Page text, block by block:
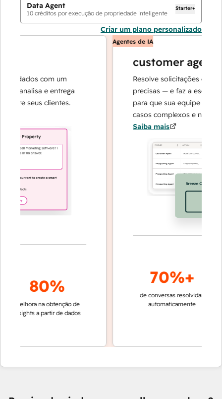
Data Agent
10 créditos por execução de propriedade inteligente
Starter+
Criar um plano personalizado
dados com um
analisa e entrega
seus clientes.
80%
na obtenção de
a partir de dados
Agentes de IA
customer agent
Resolve solicitações com
precisas — e faz a escalada
para que sua equipe possa se
casos complexos e na
Saiba mais
70%+
de conversas resolvidas
automaticamente